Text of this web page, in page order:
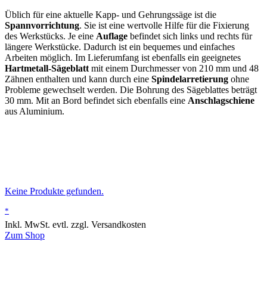
Üblich für eine aktuelle Kapp- und Gehrungssäge ist die
Spannvorrichtung. Sie ist eine wertvolle Hilfe für die Fixierung
des Werkstücks. Je eine Auflage befindet sich links und rechts für
längere Werkstücke. Dadurch ist ein bequemes und einfaches
Arbeiten möglich. Im Lieferumfang ist ebenfalls ein geeignetes
Hartmetall-Sägeblatt mit einem Durchmesser von 210 mm und 48
Zähnen enthalten und kann durch eine Spindelarretierung ohne
Probleme gewechselt werden. Die Bohrung des Sägeblattes beträgt
30 mm. Mit an Bord befindet sich ebenfalls eine Anschlagschiene
aus Aluminium.
Keine Produkte gefunden.
*
Inkl. MwSt. evtl. zzgl. Versandkosten
Zum Shop